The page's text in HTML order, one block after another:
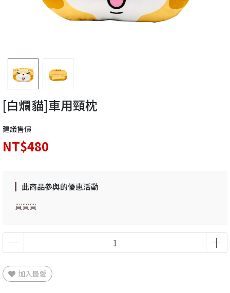
[白爛貓]車用頸枕
建議售價
NT$480
此商品參與的優惠活動
買買買
加入最愛